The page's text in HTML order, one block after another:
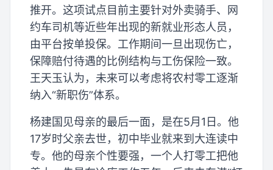
推开。这项试点目前主要针对外卖骑手、网
约车司机等近些年出现的新就业形态人员，
由平台按单投保。工作期间一旦出现伤亡，
保障赔付待遇的比例结构与工伤保险一致。
王天玉认为，未来可以考虑将农村零工逐渐
纳入“新职伤”体系。
杨建国见母亲的最后一面，是在5月1日。他
17岁时父亲去世，初中毕业就来到大连读中
专。他的母亲个性要强，一个人打零工把他